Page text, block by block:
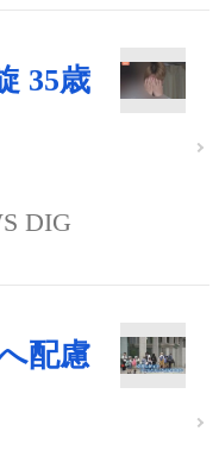
35歳
DIG
配慮